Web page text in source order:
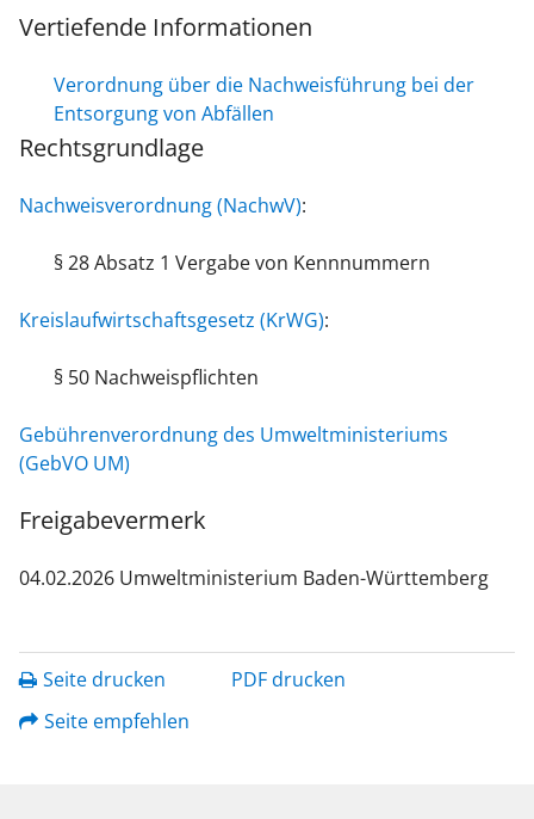
Vertiefende Informationen
Verordnung über die Nachweisführung bei der
Entsorgung von Abfällen
Rechtsgrundlage
Nachweisverordnung (NachwV):
§ 28 Absatz 1 Vergabe von Kennnummern
Kreislaufwirtschaftsgesetz (KrWG):
§ 50 Nachweispflichten
Gebührenverordnung des Umweltministeriums
(GebVO UM)
Freigabevermerk
04.02.2026 Umweltministerium Baden-Württemberg
Seite drucken
PDF drucken
Seite empfehlen